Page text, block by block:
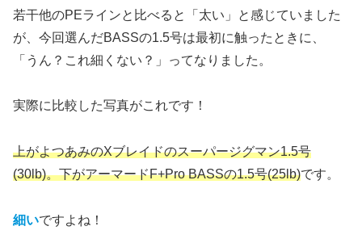
若干他のPEラインと比べると「太い」と感じていました
が、今回選んだBASSの1.5号は最初に触ったときに、
「うん？これ細くない？」ってなりました。
実際に比較した写真がこれです！
上がよつあみのXブレイドのスーパージグマン1.5号
(30lb)。下がアーマードF+Pro BASSの1.5号(25lb)です。
細いですよね！